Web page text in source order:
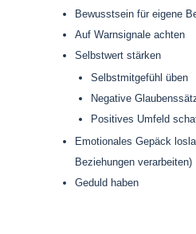
Bewusstsein für eigene
Auf Warnsignale achten
Selbstwert stärken
Selbstmitgefühl üben
Negative
Positives Umfeld
Emotionales Gepäck
Beziehungen verarbeiten)
Geduld haben